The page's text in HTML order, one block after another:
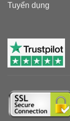
Tuyển dụng